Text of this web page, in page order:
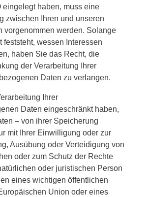
eingelegt haben, muss eine
zwischen Ihren und unseren
vorgenommen werden. Solange
feststeht, wessen Interessen
haben Sie das Recht, die
der Verarbeitung Ihrer
Daten zu verlangen.
Ihrer
Daten eingeschränkt haben,
– von ihrer Speicherung
mit Ihrer Einwilligung oder zur
Ausübung oder Verteidigung von
oder zum Schutz der Rechte
oder juristischen Person
eines wichtigen öffentlichen
Union oder eines